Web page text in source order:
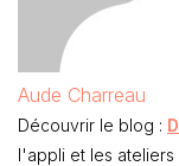
Aude Charreau
Découvrir le blog :
l'appli et les ateliers